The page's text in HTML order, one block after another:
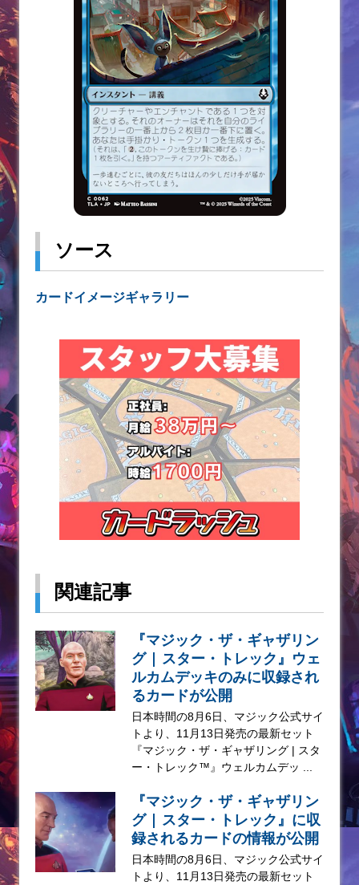
ソース
カードイメージギャラリー
関連記事
『マジック・ザ・ギャザリン
グ | スター・トレック』ウェ
ルカムデッキのみに収録され
るカードが公開
日本時間の8月6日、マジック公式サイ
トより、11月13日発売の最新セット
『マジック・ザ・ギャザリング | スタ
ー・トレック™』ウェルカムデッ ...
『マジック・ザ・ギャザリン
グ | スター・トレック』に収
録されるカードの情報が公開
日本時間の8月6日、マジック公式サイ
トより、11月13日発売の最新セット